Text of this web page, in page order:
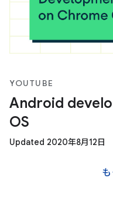
YOUTUBE
Android
OS
Updated 2020年8月12日